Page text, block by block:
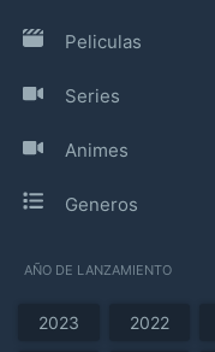
Peliculas
Series
Animes
Generos
AÑO DE LANZAMIENTO
2023 2022